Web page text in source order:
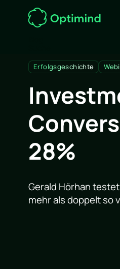
Erfolgsgeschichte
28%
Gerald Hörhan
mehr als doppelt so